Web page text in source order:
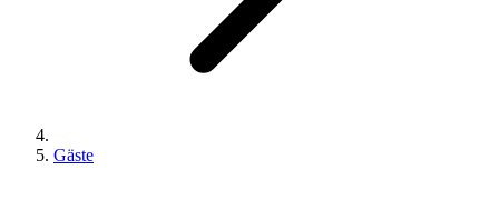
Gäste